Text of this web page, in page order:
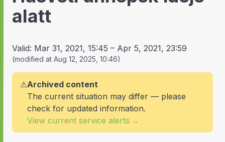
alatt
Valid: Mar 31, 2021, 15:45 – Apr 5, 2021, 23:59
(modified at Aug 12, 2025, 10:46)
⚠Archived content
The current situation may differ — please
check for updated information.
View current service alerts →